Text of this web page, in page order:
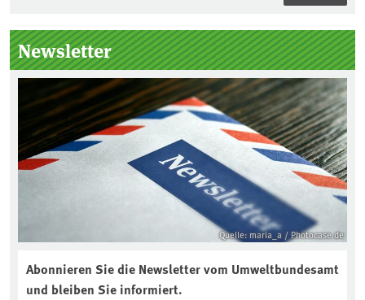
Seitenleiste
Newsletter
Quelle: maria_a / Photocase.de
Abonnieren Sie die Newsletter vom Umweltbundesamt
und bleiben Sie informiert.